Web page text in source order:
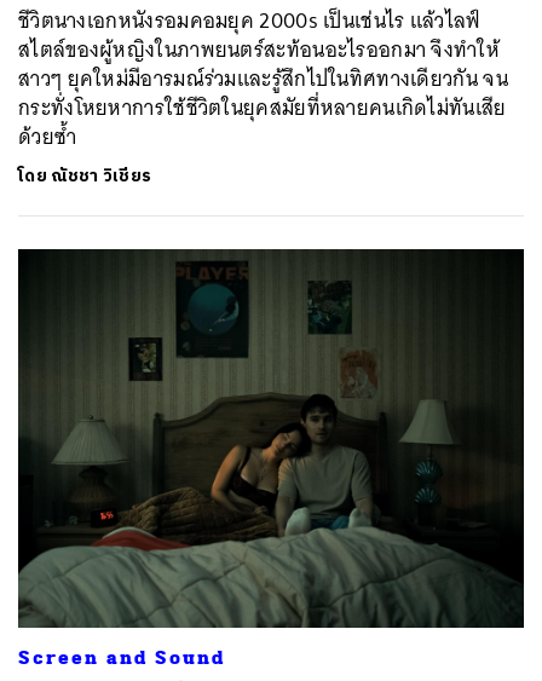
ชีวิตนางเอกหนังรอมคอมยุค 2000s เป็นเช่นไร แล้วไลฟ์
สไตล์ของผู้หญิงในภาพยนตร์สะท้อนอะไรออกมา จึงทำให้
สาวๆ ยุคใหม่มีอารมณ์ร่วมและรู้สึกไปในทิศทางเดียวกัน จน
กระทั่งโหยหาการใช้ชีวิตในยุคสมัยที่หลายคนเกิดไม่ทันเสีย
ด้วยซ้ำ
โดย ณัชชา วิเชียร
Screen and Sound